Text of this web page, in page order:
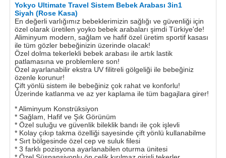
Yokyo Ultimate Travel Sistem Bebek Arabası 3in1
Siyah (Rose Kasa)
En değerli varlığımız bebeklerimizin sağlığı ve güvenliği için
özel olarak üretilen yoyko bebek arabaları şimdi Türkiye'de!
Aliminyum modern, sağlam ve hafif özel üretim sportif kasası
ile tüm gözler bebeğinizin üzerinde olacak!
Özel dolma tekerlekli bebek arabası ile artık lastik
patlamasına ve problemlere son!
Özel ayarlanabilir ekstra UV filitreli gölgeliği ile bebeğiniz
özenle korunur!
Çift yönlü sistem ile bebeğiniz çok rahat ve konforlu!
Üzerinde katlanma ve az yer kaplama ile tüm bagajlara girer!
* Aliminyum Konstrüksiyon
* Sağlam, Hafif ve Şık Görünüm
* Özel suluğu ve güvenlik bileklik bandı ile çok işlevli
* Kolay çıkıp takma özelliği sayesinde çift yönlü kullanabilme
* Sırt bölgesinde özel cep ve suluk filesi
* 3 farklı pozisyona ayarlanabilen oturma ünitesi